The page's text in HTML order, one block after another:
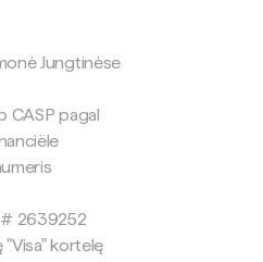
Jungtinėse
CASP pagal
# 2639252
kortelę